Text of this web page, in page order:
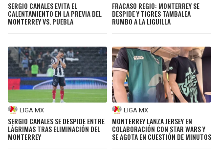
SERGIO CANALES EVITA EL
CALENTAMIENTO EN LA PREVIA DEL
MONTERREY VS. PUEBLA
FRACASO REGIO: MONTERREY SE
DESPIDE Y TIGRES TAMBALEA
RUMBO A LA LIGUILLA
LIGA MX
SERGIO CANALES SE DESPIDE ENTRE
LÁGRIMAS TRAS ELIMINACIÓN DEL
MONTERREY
LIGA MX
MONTERREY LANZA JERSEY EN
COLABORACIÓN CON STAR WARS Y
SE AGOTA EN CUESTIÓN DE MINUTOS